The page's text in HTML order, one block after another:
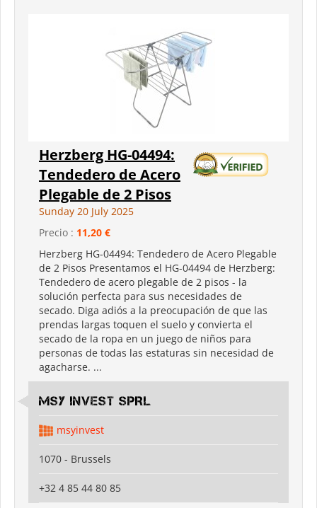
Herzberg HG-04494:
Tendedero de Acero
Plegable de 2 Pisos
Sunday 20 July 2025
Precio : 11,20 €
Herzberg HG-04494: Tendedero de Acero Plegable
de 2 Pisos Presentamos el HG-04494 de Herzberg:
Tendedero de acero plegable de 2 pisos - la
solución perfecta para sus necesidades de
secado. Diga adiós a la preocupación de que las
prendas largas toquen el suelo y convierta el
secado de la ropa en un juego de niños para
personas de todas las estaturas sin necesidad de
agacharse. ...
MSY INVEST SPRL
msyinvest
1070 - Brussels
+32 4 85 44 80 85